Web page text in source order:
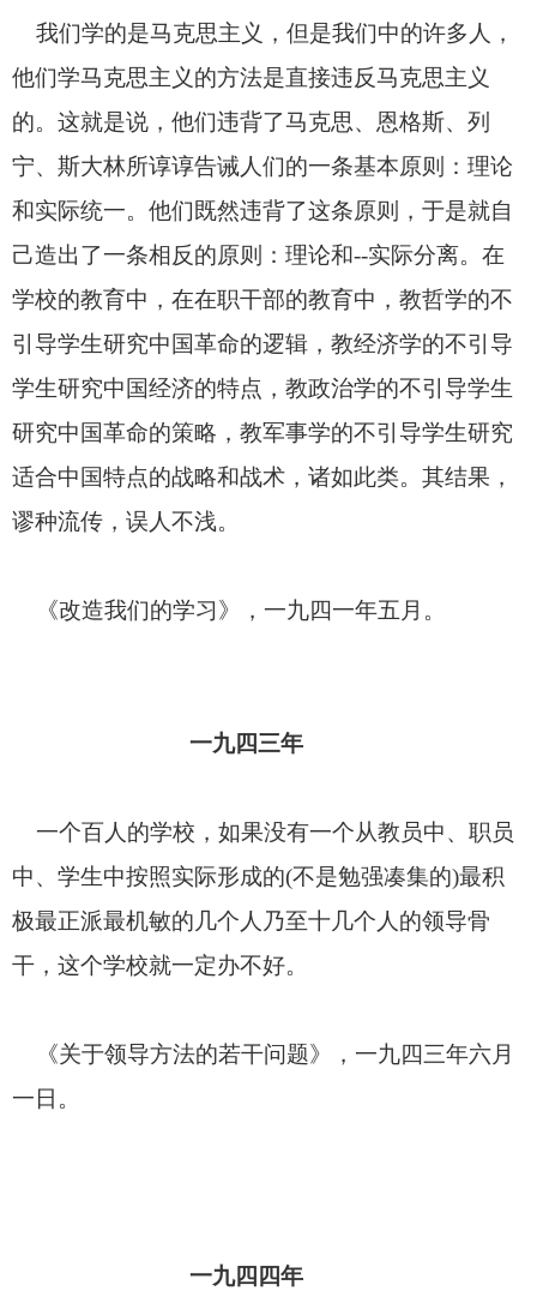
我们学的是马克思主义，但是我们中的许多人，
他们学马克思主义的方法是直接违反马克思主义
的。这就是说，他们违背了马克思、恩格斯、列
宁、斯大林所谆谆告诫人们的一条基本原则：理论
和实际统一。他们既然违背了这条原则，于是就自
己造出了一条相反的原则：理论和--实际分离。在
学校的教育中，在在职干部的教育中，教哲学的不
引导学生研究中国革命的逻辑，教经济学的不引导
学生研究中国经济的特点，教政治学的不引导学生
研究中国革命的策略，教军事学的不引导学生研究
适合中国特点的战略和战术，诸如此类。其结果，
谬种流传，误人不浅。
《改造我们的学习》，一九四一年五月。
一九四三年
一个百人的学校，如果没有一个从教员中、职员
中、学生中按照实际形成的(不是勉强凑集的)最积
极最正派最机敏的几个人乃至十几个人的领导骨
干，这个学校就一定办不好。
《关于领导方法的若干问题》，一九四三年六月
一日。
一九四四年